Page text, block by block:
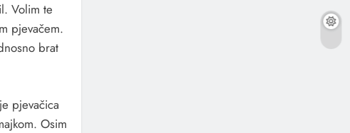
Volim te
pjevačem.
brat
pjevačica
Osim